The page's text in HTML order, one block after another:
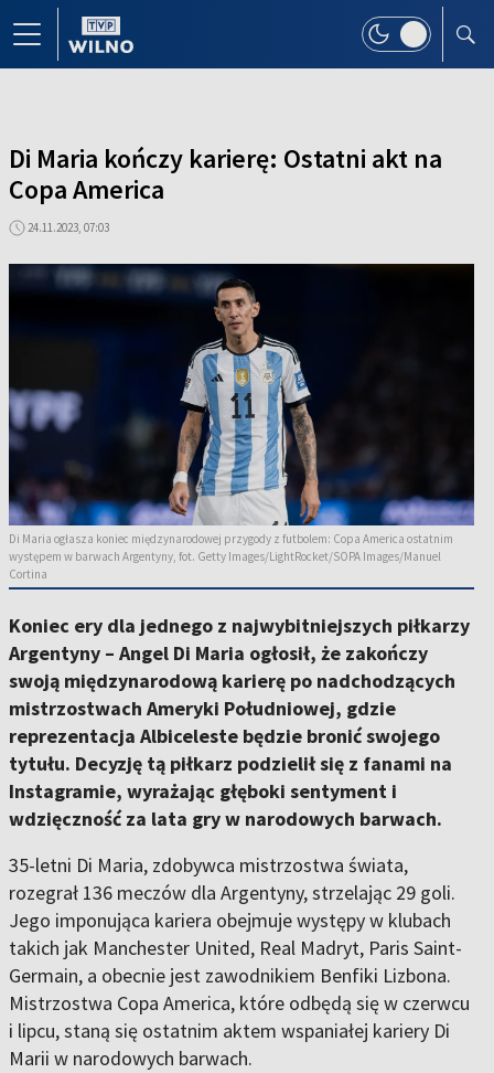
Di Maria kończy karierę: Ostatni akt na
Copa America
24.11.2023, 07:03
Di Maria ogłasza koniec międzynarodowej przygody z futbolem: Copa America ostatnim
występem w barwach Argentyny, fot. Getty Images/LightRocket/SOPA Images/Manuel
Cortina
Koniec ery dla jednego z najwybitniejszych piłkarzy
Argentyny – Angel Di Maria ogłosił, że zakończy
swoją międzynarodową karierę po nadchodzących
mistrzostwach Ameryki Południowej, gdzie
reprezentacja Albiceleste będzie bronić swojego
tytułu. Decyzję tą piłkarz podzielił się z fanami na
Instagramie, wyrażając głęboki sentyment i
wdzięczność za lata gry w narodowych barwach.
35-letni Di Maria, zdobywca mistrzostwa świata,
rozegrał 136 meczów dla Argentyny, strzelając 29 goli.
Jego imponująca kariera obejmuje występy w klubach
takich jak Manchester United, Real Madryt, Paris Saint-
Germain, a obecnie jest zawodnikiem Benfiki Lizbona.
Mistrzostwa Copa America, które odbędą się w czerwcu
i lipcu, staną się ostatnim aktem wspaniałej kariery Di
Marii w narodowych barwach.